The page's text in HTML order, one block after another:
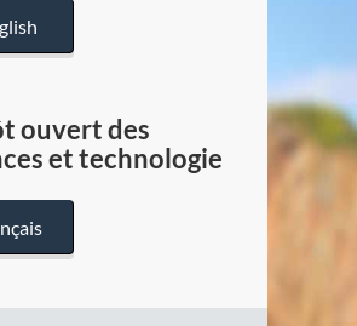
ouvert des
et technologie